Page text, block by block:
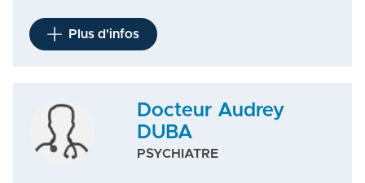
Plus d'infos
Docteur Audrey
DUBA
PSYCHIATRE